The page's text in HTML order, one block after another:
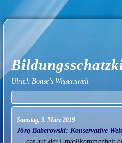
Ulrich Bonse's Wissenswelt
Samstag, 9. März 2019
Jörg Baberowski: Konservative